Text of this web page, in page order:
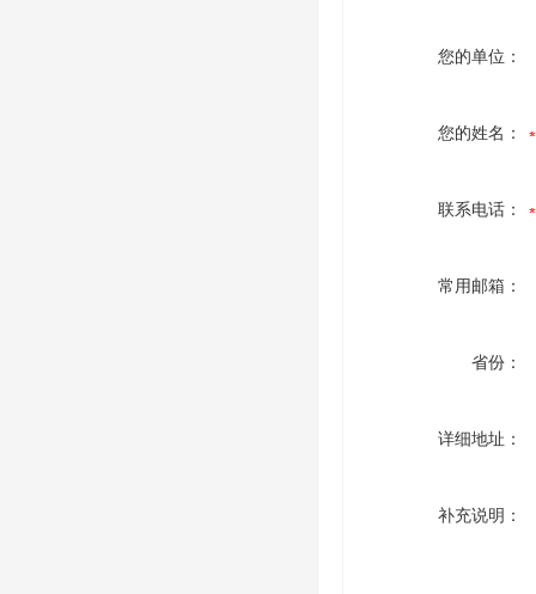
您的单位：
您的姓名：
联系电话：
常用邮箱：
省份：
详细地址：
补充说明：